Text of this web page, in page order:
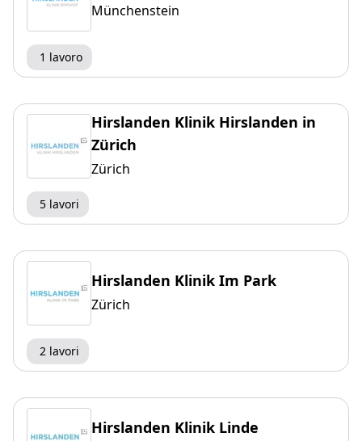
Münchenstein
1 lavoro
Hirslanden Klinik Hirslanden in
Zürich
Zürich
5 lavori
Hirslanden Klinik Im Park
Zürich
2 lavori
Hirslanden Klinik Linde